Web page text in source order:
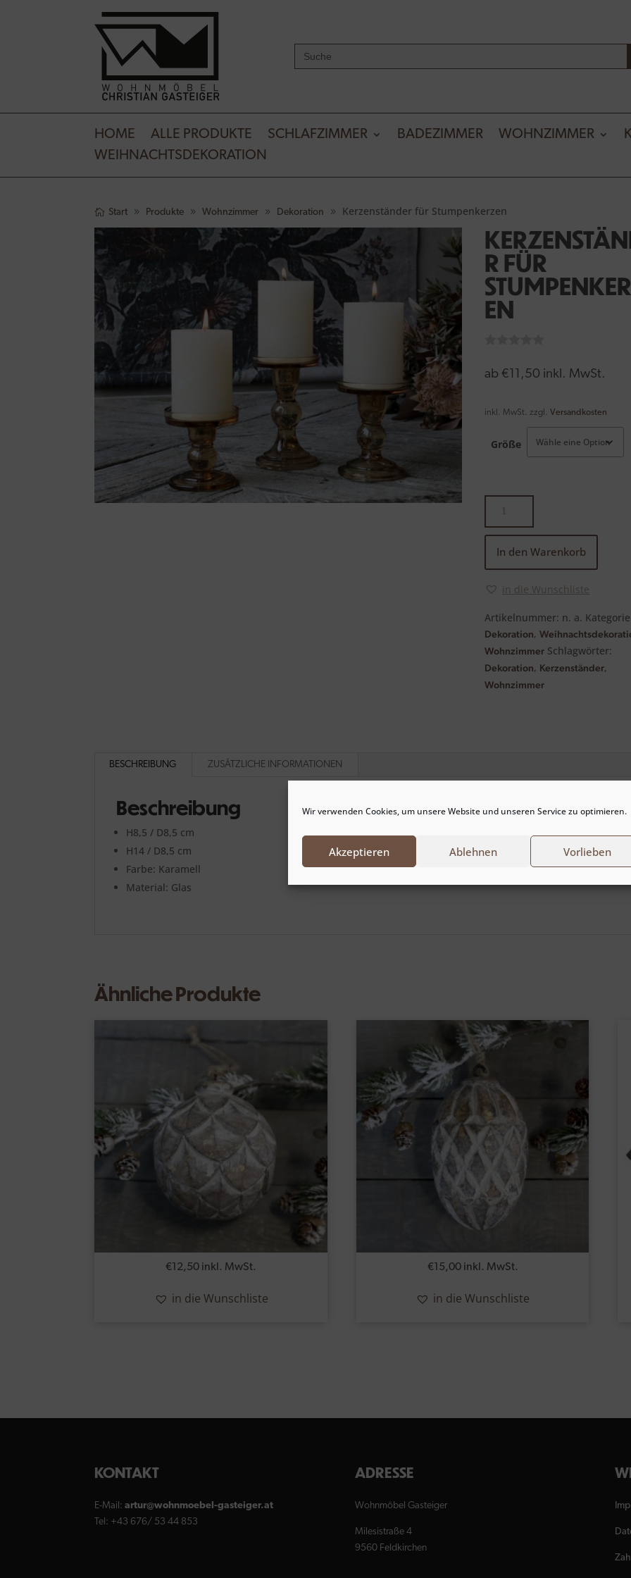
Wir verwenden Cookies, um unsere Website und unseren Service zu optimieren.
Akzeptieren Ablehnen Vorlieben
Search
for:
HOME ALLE PRODUKTE SCHLAFZIMMER BADEZIMMER WOHNZIMMER
WEIHNACHTSDEKORATION
Start Produkte Wohnzimmer Dekoration Kerzenständer für Stumpenkerzen
R FÜR
EN
ab € 11,50 inkl. MwSt.
inkl. MwSt. zzgl.Versandkosten
Größe
Stumpenkerzen
Menge
In den Warenkorb
in die Wunschliste
Artikelnummer: n. a.
Dekoration,
Wohnzimmer Schlagwörter:
Dekoration, Kerzenständer,
Wohnzimmer
BESCHREIBUNG ZUSÄTZLICHE INFORMATIONEN
Beschreibung
H8,5 / D8,5 cm
H14 / D8,5 cm
Farbe: Karamell
Material: Glas
Ähnliche Produkte
€ 12,50 inkl. MwSt.
in die Wunschliste
€15,00 inkl. MwSt.
in die Wunschliste
KONTAKT
E-Mail:artur@wohnmoebel-gasteiger.at
Tel: +43 676/ 53 44 853
ADRESSE
Wohnmöbel Gasteiger
Milesistraße 4
9560 Feldkirchen